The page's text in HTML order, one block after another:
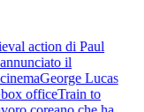
action di Paul
il
George Lucas
officeTrain to